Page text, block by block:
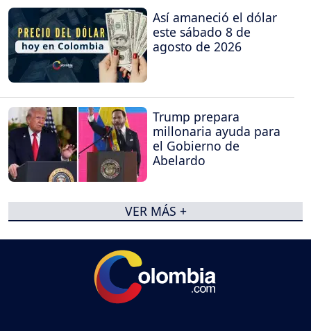
Así amaneció el dólar
este sábado 8 de
agosto de 2026
Trump prepara
millonaria ayuda para
el Gobierno de
Abelardo
VER MÁS +